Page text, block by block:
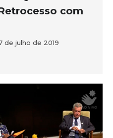
com
de julho de 2019